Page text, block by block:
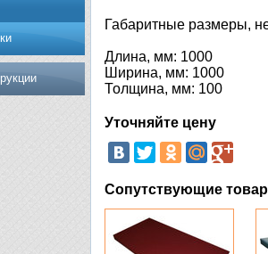
Габаритные размеры,
Длина, мм: 1000
Ширина, мм: 1000
Толщина, мм: 100
Уточняйте цену
Сопутствующие